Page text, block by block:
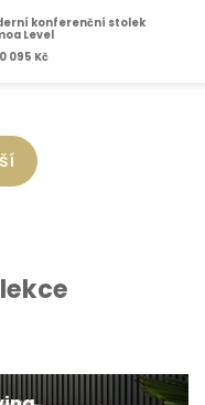
konferenční stolek
Level
095 Kč